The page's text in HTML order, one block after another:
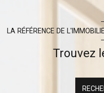
LA RÉFÉRENCE DE
Trouvez